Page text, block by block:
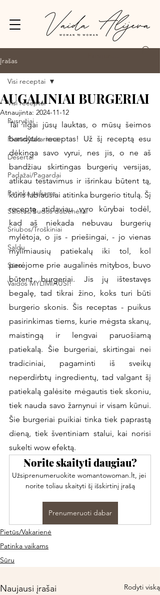
Įrašas
Visi receptai
Pusryčiai
Pietūs/Vakarienė
Desertai
Padažai/Pagardai
Patinka vaikams
Salotos/Budos dubenėliai
Sriubos/Troškiniai
Saldu
Sūru
Vaidos MYLIMIAUSI!
Visi receptai
AUGALINIAI BURGERIAI
Atnaujinta: 2024-11-12
Tai ilgai jūsų lauktas, o mūsų šeimos
bandytas receptas! Už šį receptą esu
dėkinga savo vyrui, nes jis, o ne aš
bandžiau skirtingas burgerių versijas,
atlikau testavimus ir išrinkau būtent tą,
kuris labiausiai atitinka burgerio titulą. Šį
receptą atidaviau vyro kūrybai todėl,
kad aš niekada nebuvau burgerių
mylėtoja, o jis - priešingai, - jo vienas
mylimiausių patiekalų iki tol, kol
perėjome prie augalinės mitybos, buvo
būtent burgeriai. Jis jų ištestavęs
begalę, tad tikrai žino, koks turi būti
burgerio skonis. Šis receptas - puikus
pasirinkimas tiems, kurie mėgsta skanų,
maistingą ir lengvai paruošiamą
patiekalą. Šie burgeriai, skirtingai nei
tradiciniai, pagaminti iš sveikų
neperdirbtų ingredientų, tad valgant šį
patiekalą galėsite mėgautis tiek skoniu,
tiek nauda savo žarnynui ir visam kūnui.
Šie burgeriai puikiai tinka tiek paprastą
dieną, tiek šventiniam stalui, kai norisi
sukelti wow efektą.
Norite skaityti daugiau?
Užsiprenumeruokite womantowoman.lt, jei
norite toliau skaityti šį išskirtinį įrašą
Prenumeruoti dabar
Pietūs/Vakarienė
Patinka vaikams
Sūru
Naujausi įrašai Rodyti viską